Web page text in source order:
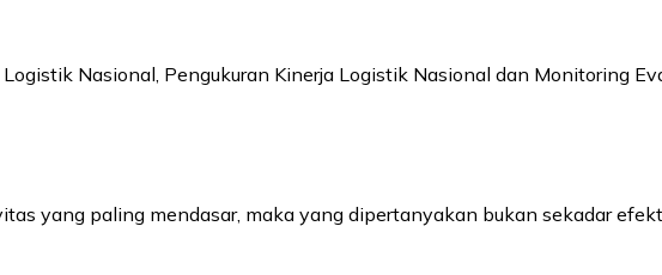
Nasional, Pengukuran Kinerja Logistik Nasional dan Monitoring
yang paling mendasar, maka yang dipertanyakan bukan sekadar